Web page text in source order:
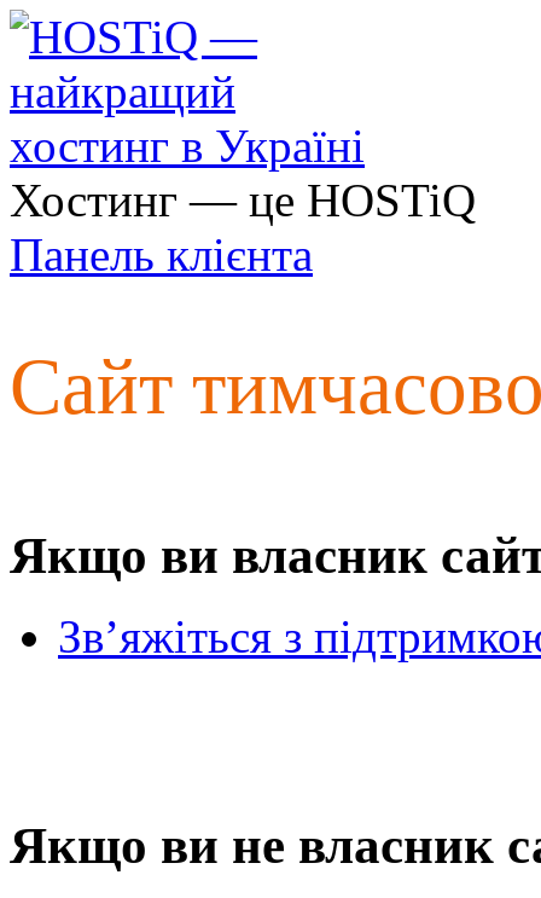
Хостинг — це HOSTiQ
Панель клієнта
Сайт
Якщо ви власник
Зв’яжіться з
Якщо ви не власник